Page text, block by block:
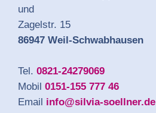
und
Zagelstr. 15
86947 Weil-Schwabhausen
Tel. 0821-24279069
Mobil 0151-155 777 46
Email info@silvia-soellner.de